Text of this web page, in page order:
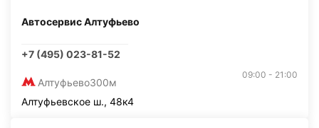
Автосервис Алтуфьево
+7 (495) 023-81-52
Алтуфьево300м
09:00 - 21:00
Алтуфьевское ш., 48к4